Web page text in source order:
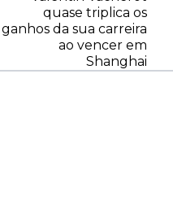
quase triplica os
ganhos da sua carreira
ao vencer em
Shanghai